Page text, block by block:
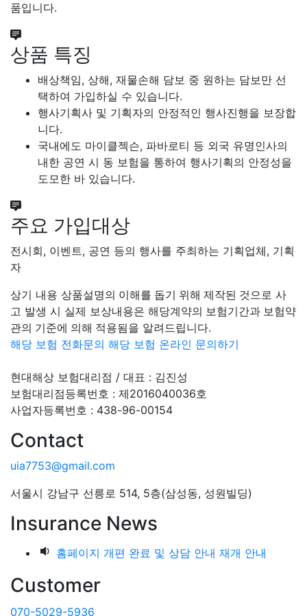
품입니다.
상품 특징
배상책임, 상해, 재물손해 담보 중 원하는 담보만 선
택하여 가입하실 수 있습니다.
행사기획사 및 기획자의 안정적인 행사진행을 보장합
니다.
국내에도 마이클젝슨, 파바로티 등 외국 유명인사의
내한 공연 시 동 보험을 통하여 행사기획의 안정성을
도모한 바 있습니다.
주요 가입대상
전시회, 이벤트, 공연 등의 행사를 주최하는 기획업체, 기획
자
상기 내용 상품설명의 이해를 돕기 위해 제작된 것으로 사
고 발생 시 실제 보상내용은 해당계약의 보험기간과 보험약
관의 기준에 의해 적용됨을 알려드립니다.
해당 보험 전화문의 해당 보험 온라인 문의하기
현대해상 보험대리점 / 대표 : 김진성
보험대리점등록번호 : 제2016040036호
사업자등록번호 : 438-96-00154
Contact
uia7753@gmail.com
서울시 강남구 선릉로 514, 5층(삼성동, 성원빌딩)
Insurance News
홈페이지 개편 완료 및 상담 안내 재개 안내
Customer
070-5029-5936